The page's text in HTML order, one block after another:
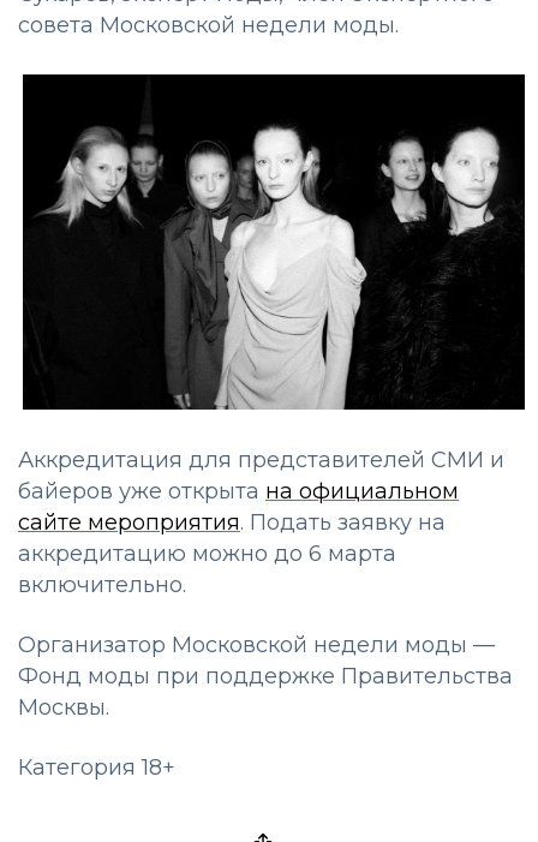
совета Московской недели моды.
Аккредитация для представителей СМИ и
байеров уже открыта на официальном
сайте мероприятия. Подать заявку на
аккредитацию можно до 6 марта
включительно.
Организатор Московской недели моды —
Фонд моды при поддержке Правительства
Москвы.
Категория 18+